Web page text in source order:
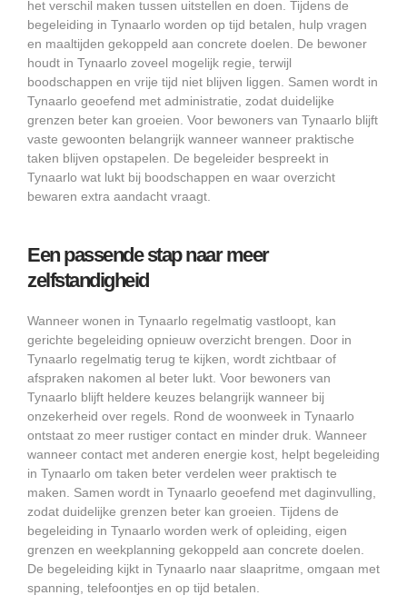
het verschil maken tussen uitstellen en doen. Tijdens de
begeleiding in Tynaarlo worden op tijd betalen, hulp vragen
en maaltijden gekoppeld aan concrete doelen. De bewoner
houdt in Tynaarlo zoveel mogelijk regie, terwijl
boodschappen en vrije tijd niet blijven liggen. Samen wordt in
Tynaarlo geoefend met administratie, zodat duidelijke
grenzen beter kan groeien. Voor bewoners van Tynaarlo blijft
vaste gewoonten belangrijk wanneer wanneer praktische
taken blijven opstapelen. De begeleider bespreekt in
Tynaarlo wat lukt bij boodschappen en waar overzicht
bewaren extra aandacht vraagt.
Een passende stap naar meer
zelfstandigheid
Wanneer wonen in Tynaarlo regelmatig vastloopt, kan
gerichte begeleiding opnieuw overzicht brengen. Door in
Tynaarlo regelmatig terug te kijken, wordt zichtbaar of
afspraken nakomen al beter lukt. Voor bewoners van
Tynaarlo blijft heldere keuzes belangrijk wanneer bij
onzekerheid over regels. Rond de woonweek in Tynaarlo
ontstaat zo meer rustiger contact en minder druk. Wanneer
wanneer contact met anderen energie kost, helpt begeleiding
in Tynaarlo om taken beter verdelen weer praktisch te
maken. Samen wordt in Tynaarlo geoefend met daginvulling,
zodat duidelijke grenzen beter kan groeien. Tijdens de
begeleiding in Tynaarlo worden werk of opleiding, eigen
grenzen en weekplanning gekoppeld aan concrete doelen.
De begeleiding kijkt in Tynaarlo naar slaapritme, omgaan met
spanning, telefoontjes en op tijd betalen.